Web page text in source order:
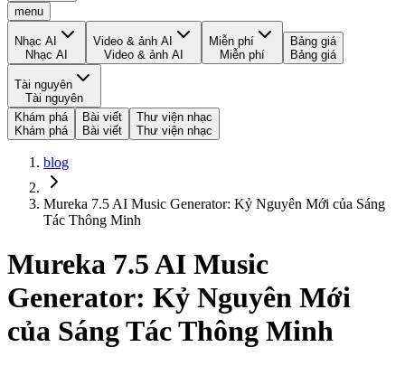
menu
Nhạc AI
Nhạc AI
Video & ảnh AI
Video & ảnh AI
Miễn phí
Miễn phí
Bảng giá
Bảng giá
Tài nguyên
Tài nguyên
Khám phá
Khám phá
Bài viết
Bài viết
Thư viện nhạc
Thư viện nhạc
blog
Mureka 7.5 AI Music Generator: Kỷ Nguyên Mới của Sáng
Tác Thông Minh
Mureka 7.5 AI Music
Generator: Kỷ Nguyên Mới
của Sáng Tác Thông Minh